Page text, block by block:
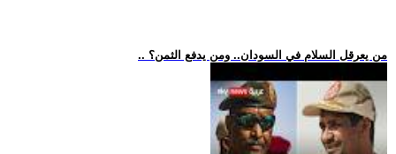
.. من يعرقل السلام في السودان.. ومن يدفع الثمن؟